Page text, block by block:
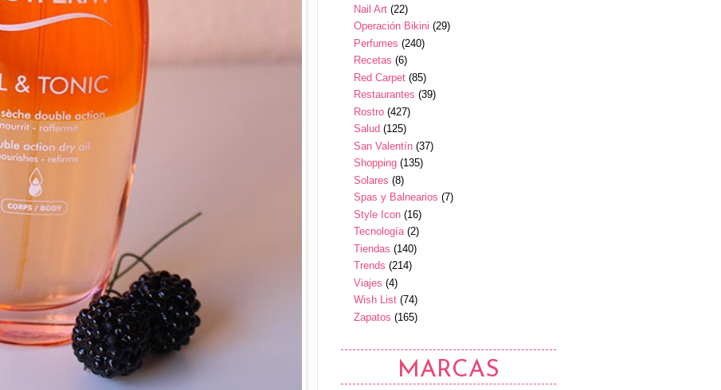
Nail Art (22)
Operación Bikini (29)
Perfumes (240)
Recetas (6)
Red Carpet (85)
Restaurantes (39)
Rostro (427)
Salud (125)
San Valentín (37)
Shopping (135)
Solares (8)
Spas y Balnearios (7)
Style Icon (16)
Tecnología (2)
Tiendas (140)
Trends (214)
Viajes (4)
Wish List (74)
Zapatos (165)
MARCAS